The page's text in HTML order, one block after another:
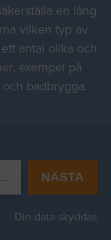
en lång
vilken typ av
antal olika och
exempel på
badbrygga.
NÄSTA
Din data skyddas